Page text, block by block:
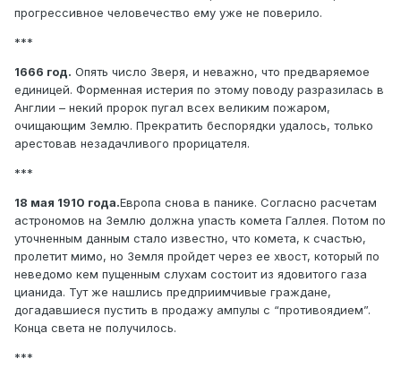
прогрессивное человечество ему уже не поверило.
***
1666 год. Опять число Зверя, и неважно, что предваряемое
единицей. Форменная истерия по этому поводу разразилась в
Англии – некий пророк пугал всех великим пожаром,
очищающим Землю. Прекратить беспорядки удалось, только
арестовав незадачливого прорицателя.
***
18 мая 1910 года.Европа снова в панике. Согласно расчетам
астрономов на Землю должна упасть комета Галлея. Потом по
уточненным данным стало известно, что комета, к счастью,
пролетит мимо, но Земля пройдет через ее хвост, который по
неведомо кем пущенным слухам состоит из ядовитого газа
цианида. Тут же нашлись предприимчивые граждане,
догадавшиеся пустить в продажу ампулы с “противоядием”.
Конца света не получилось.
***